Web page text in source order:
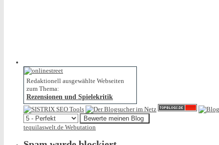
Redaktionell ausgewählte Webseiten
zum Thema:
Rezensionen und Spielekritik
tequilaswelt.de Webutation